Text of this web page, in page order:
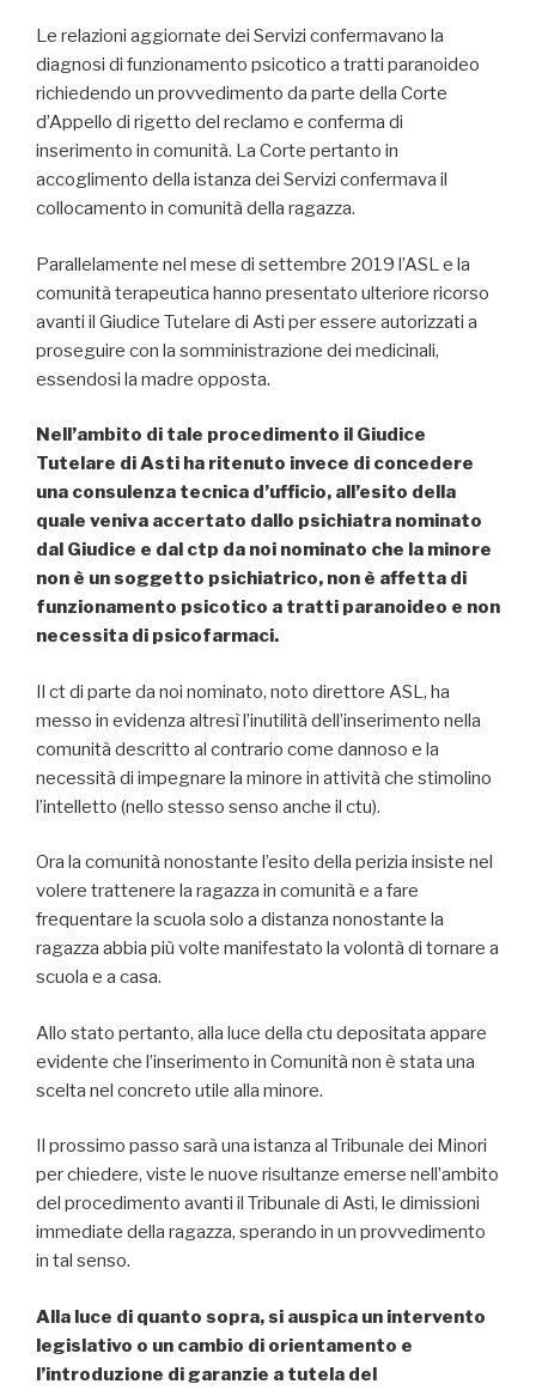
Le relazioni aggiornate dei Servizi confermavano la
diagnosi di funzionamento psicotico a tratti paranoideo
richiedendo un provvedimento da parte della Corte
d’Appello di rigetto del reclamo e conferma di
inserimento in comunità. La Corte pertanto in
accoglimento della istanza dei Servizi confermava il
collocamento in comunità della ragazza.
Parallelamente nel mese di settembre 2019 l’ASL e la
comunità terapeutica hanno presentato ulteriore ricorso
avanti il Giudice Tutelare di Asti per essere autorizzati a
proseguire con la somministrazione dei medicinali,
essendosi la madre opposta.
Nell’ambito di tale procedimento il Giudice
Tutelare di Asti ha ritenuto invece di concedere
una consulenza tecnica d’ufficio, all’esito della
quale veniva accertato dallo psichiatra nominato
dal Giudice e dal ctp da noi nominato che la minore
non è un soggetto psichiatrico, non è affetta di
funzionamento psicotico a tratti paranoideo e non
necessita di psicofarmaci.
Il ct di parte da noi nominato, noto direttore ASL, ha
messo in evidenza altresì l’inutilità dell’inserimento nella
comunità descritto al contrario come dannoso e la
necessità di impegnare la minore in attività che stimolino
l’intelletto (nello stesso senso anche il ctu).
Ora la comunità nonostante l’esito della perizia insiste nel
volere trattenere la ragazza in comunità e a fare
frequentare la scuola solo a distanza nonostante la
ragazza abbia più volte manifestato la volontà di tornare a
scuola e a casa.
Allo stato pertanto, alla luce della ctu depositata appare
evidente che l’inserimento in Comunità non è stata una
scelta nel concreto utile alla minore.
Il prossimo passo sarà una istanza al Tribunale dei Minori
per chiedere, viste le nuove risultanze emerse nell’ambito
del procedimento avanti il Tribunale di Asti, le dimissioni
immediate della ragazza, sperando in un provvedimento
in tal senso.
Alla luce di quanto sopra, si auspica un intervento
legislativo o un cambio di orientamento e
l’introduzione di garanzie a tutela del